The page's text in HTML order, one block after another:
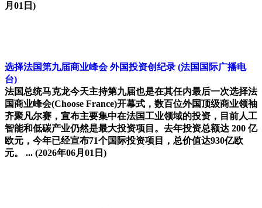
月01日)
选择法国第九届商业峰会 外国投资创纪录 (法国国际广播电
台)
法国总统马克龙今天主持第九届也是在其任内最后一次选择法
国商业峰会(Choose France)开幕式，数百位外国顶级商业领袖
齐聚凡尔赛，宣布主要集中在法国工业领域的投资，目前人工
智能和低碳产业仍然是最大投资项目。去年投资总额达 200 亿
欧元，今年已经宣布71个国际投资项目，总价值达930亿欧
元。 ... (2026年06月01日)